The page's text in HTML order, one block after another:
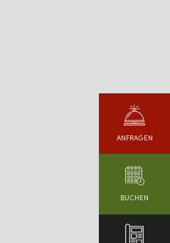
ANFRAGEN
BUCHEN